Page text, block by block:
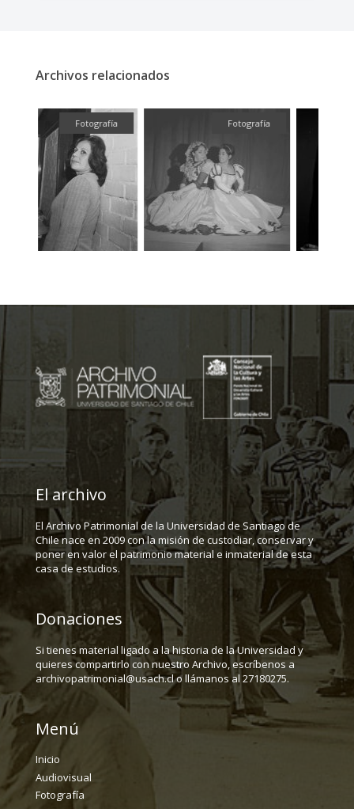
Archivos relacionados
Fotografía Fotografía
El archivo
El Archivo Patrimonial de la Universidad de Santiago de
Chile nace en 2009 con la misión de custodiar, conservar y
poner en valor el patrimonio material e inmaterial de esta
casa de estudios.
Donaciones
Si tienes material ligado a la historia de la Universidad y
quieres compartirlo con nuestro Archivo, escríbenos a
archivopatrimonial@usach.cl o llámanos al 27180275.
Menú
Inicio
Audiovisual
Fotografía